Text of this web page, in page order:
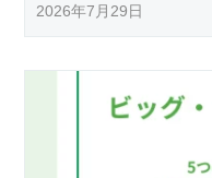
2026年7月29日